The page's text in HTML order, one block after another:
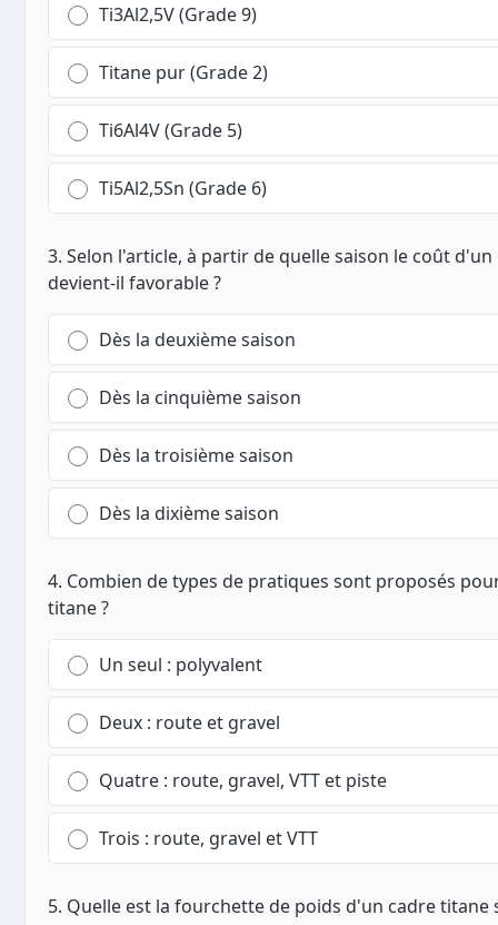
Ti3Al2,5V (Grade 9)
Titane pur (Grade 2)
Ti6Al4V (Grade 5)
Ti5Al2,5Sn (Grade 6)
3. Selon l'article, à partir de quelle saison le coût
devient-il favorable ?
Dès la deuxième saison
Dès la cinquième saison
Dès la troisième saison
Dès la dixième saison
4. Combien de types de pratiques sont proposés
titane ?
Un seul : polyvalent
Deux : route et gravel
Quatre : route, gravel, VTT et piste
Trois : route, gravel et VTT
5. Quelle est la fourchette de poids d'un cadre titane